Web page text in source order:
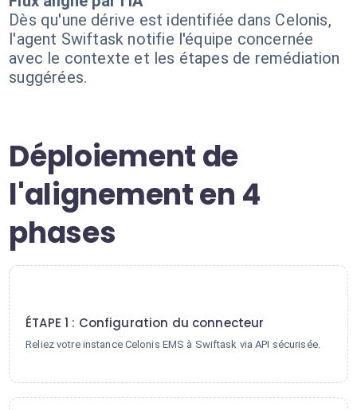
Dès qu'une dérive est identifiée dans Celonis,
l'agent Swiftask notifie l'équipe concernée
avec le contexte et les étapes de remédiation
suggérées.
Déploiement de
l'alignement en 4
phases
ÉTAPE 1 : Configuration du connecteur
Reliez votre instance Celonis EMS à Swiftask via API sécurisée.